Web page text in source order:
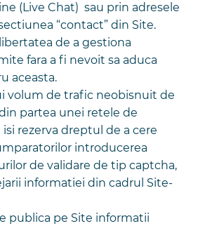
(Live Chat) sau prin adresele
“contact” din Site.
de a gestiona
fara a fi nevoit sa aduca
aceasta.
volum de trafic neobisnuit de
partea unei retele de
rezerva dreptul de a cere
introducerea
de validare de tip captcha,
informatiei din cadrul Site-
publica pe Site informatii